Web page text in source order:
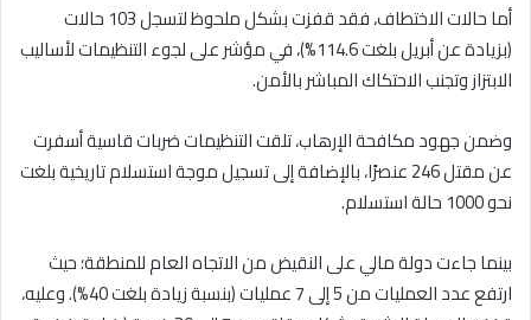
أما حالات الاختطاف، فقد قفزت بشكل ملحوظ لتسجل 103 حالات
(بزيادة عن أبريل بلغت 114.6%)، في مؤشر على لجوء التنظيمات لأساليب
الابتزاز وتجنب الاحتكاك المباشر بالأمن.
وضمن جهود مكافحة الإرهاب، تلقت التنظيمات ضربات قاسية أسفرت
عن مقتل 246 عنصرًا، بالإضافة إلى تسجيل موجة استسلام تاريخية بلغت
نحو 1000 حالة استسلام.
بينما جاءت دولة مالي على النقيض من الاتجاه العام للمنطقة؛ حيث
ارتفع عدد العمليات من 5 إلى 7 عمليات (بنسبة زيادة بلغت 40%). وعليه،